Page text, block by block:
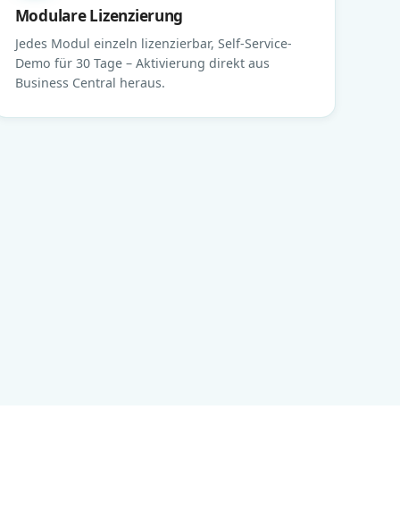
Modulare Lizenzierung
Jedes Modul einzeln lizenzierbar, Self-Service-
Demo für 30 Tage – Aktivierung direkt aus
Business Central heraus.